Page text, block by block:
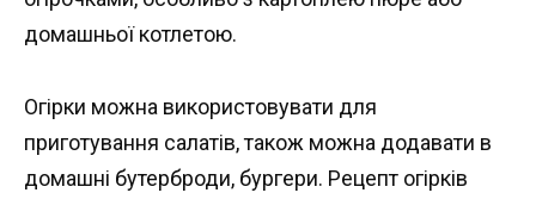
домашньої котлетою.
Огірки можна використовувати для
приготування салатів, також можна додавати в
домашні бутерброди, бургери. Рецепт огірків